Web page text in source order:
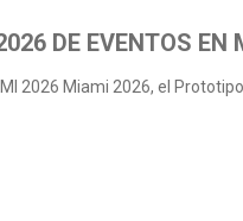
DE EVENTOS EN
2026 Miami 2026, el